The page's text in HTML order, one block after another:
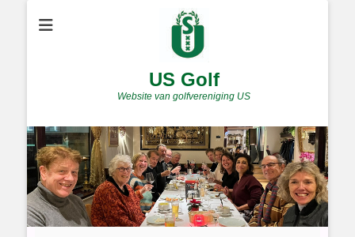
US Golf
Website van golfvereniging US